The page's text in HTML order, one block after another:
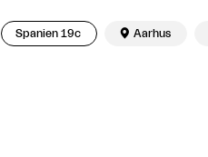
Spanien 19c  Aarhus